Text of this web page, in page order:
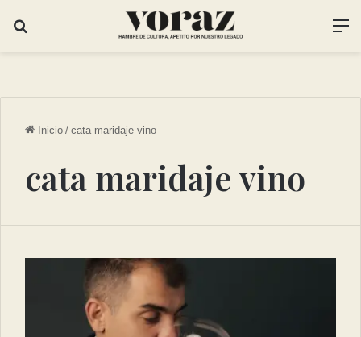
Inicio / cata maridaje vino
cata maridaje vino